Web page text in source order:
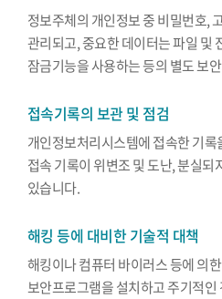
정보주체의 개인정보 중 비밀번호,
관리되고, 중요한 데이터는 파일 및
잠금기능을 사용하는 등의 별도 보
접속기록의 보관 및 점검
개인정보처리시스템에 접속한 기
접속 기록이 위변조 및 도난, 분실
있습니다.
해킹 등에 대비한 기술적 대책
해킹이나 컴퓨터 바이러스 등에 의
보안프로그램을 설치하고 주기적